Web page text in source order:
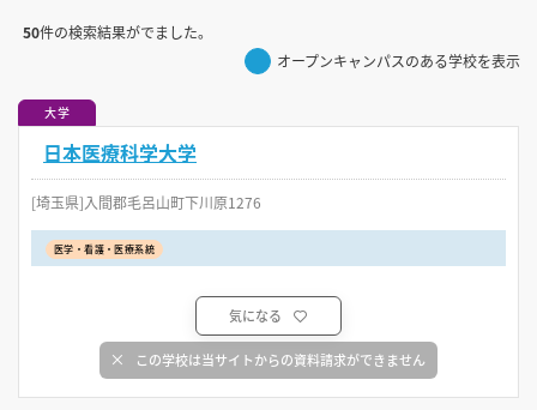
50件の検索結果がでました。
オープンキャンパスのある学校を表示
大学
日本医療科学大学
[埼玉県]入間郡毛呂山町下川原1276
医学・看護・医療系統
気になる
この学校は当サイトからの資料請求ができません